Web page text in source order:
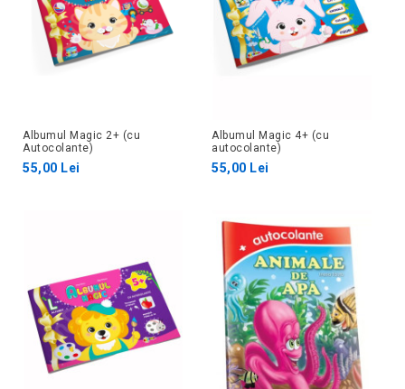
Albumul Magic 2+ (cu
Autocolante)
55,00 Lei
Albumul Magic 4+ (cu
autocolante)
55,00 Lei